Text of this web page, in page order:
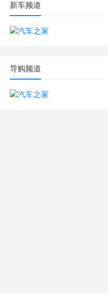
新车频道
导购频道